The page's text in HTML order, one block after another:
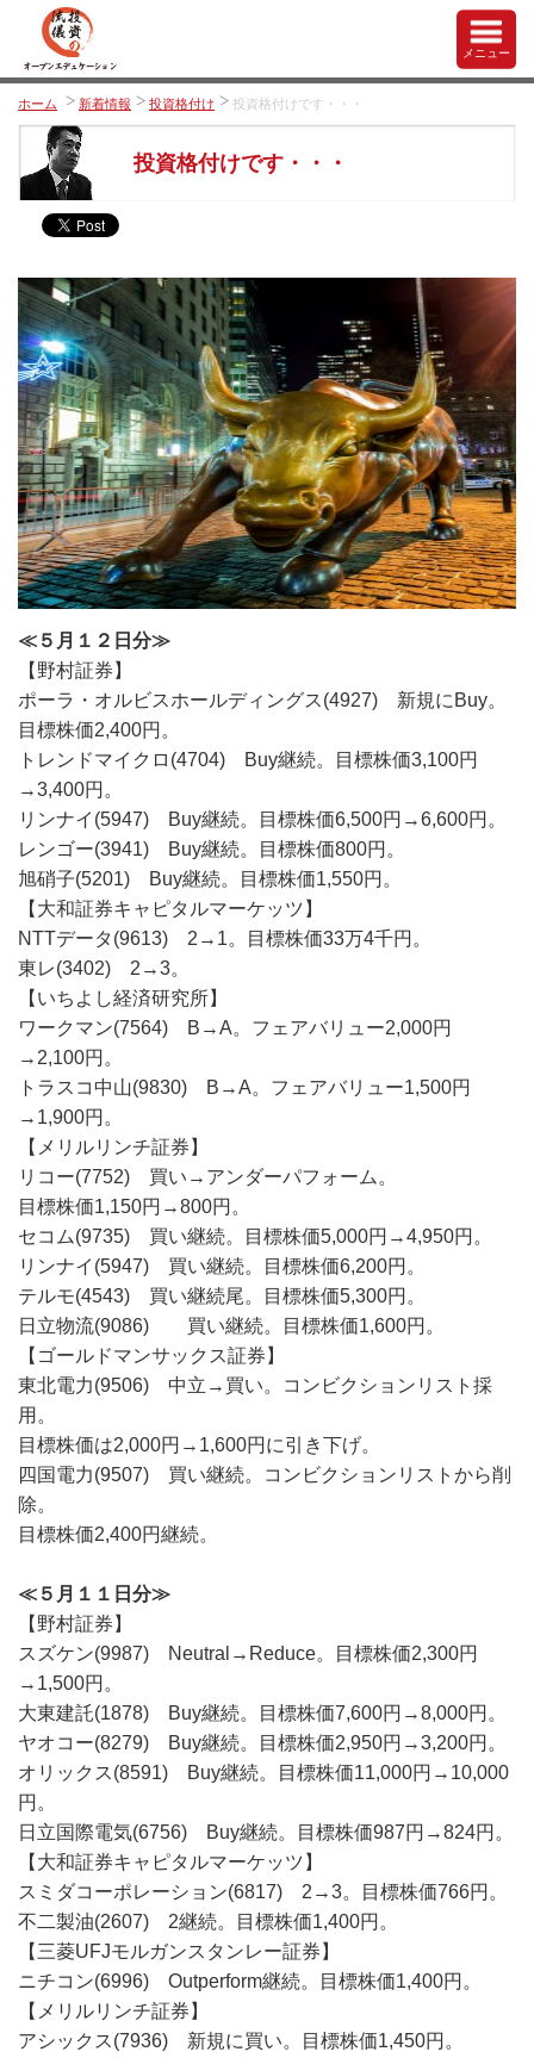
メニュー
ホーム 新着情報 投資格付け 投資格付けです・・・
投資格付けです・・・
≪５月１２日分≫
【野村証券】
ポーラ・オルビスホールディングス(4927) 新規にBuy。
目標株価2,400円。
トレンドマイクロ(4704) Buy継続。目標株価3,100円
→3,400円。
リンナイ(5947) Buy継続。目標株価6,500円→6,600円。
レンゴー(3941) Buy継続。目標株価800円。
旭硝子(5201) Buy継続。目標株価1,550円。
【大和証券キャピタルマーケッツ】
NTTデータ(9613) 2→1。目標株価33万4千円。
東レ(3402) 2→3。
【いちよし経済研究所】
ワークマン(7564) B→A。フェアバリュー2,000円
→2,100円。
トラスコ中山(9830) B→A。フェアバリュー1,500円
→1,900円。
【メリルリンチ証券】
リコー(7752) 買い→アンダーパフォーム。
目標株価1,150円→800円。
セコム(9735) 買い継続。目標株価5,000円→4,950円。
リンナイ(5947) 買い継続。目標株価6,200円。
テルモ(4543) 買い継続尾。目標株価5,300円。
日立物流(9086) 買い継続。目標株価1,600円。
【ゴールドマンサックス証券】
東北電力(9506) 中立→買い。コンビクションリスト採
用。
目標株価は2,000円→1,600円に引き下げ。
四国電力(9507) 買い継続。コンビクションリストから削
除。
目標株価2,400円継続。
≪５月１１日分≫
【野村証券】
スズケン(9987) Neutral→Reduce。目標株価2,300円
→1,500円。
大東建託(1878) Buy継続。目標株価7,600円→8,000円。
ヤオコー(8279) Buy継続。目標株価2,950円→3,200円。
オリックス(8591) Buy継続。目標株価11,000円→10,000
円。
日立国際電気(6756) Buy継続。目標株価987円→824円。
【大和証券キャピタルマーケッツ】
スミダコーポレーション(6817) 2→3。目標株価766円。
不二製油(2607) 2継続。目標株価1,400円。
【三菱UFJモルガンスタンレー証券】
ニチコン(6996) Outperform継続。目標株価1,400円。
【メリルリンチ証券】
アシックス(7936) 新規に買い。目標株価1,450円。